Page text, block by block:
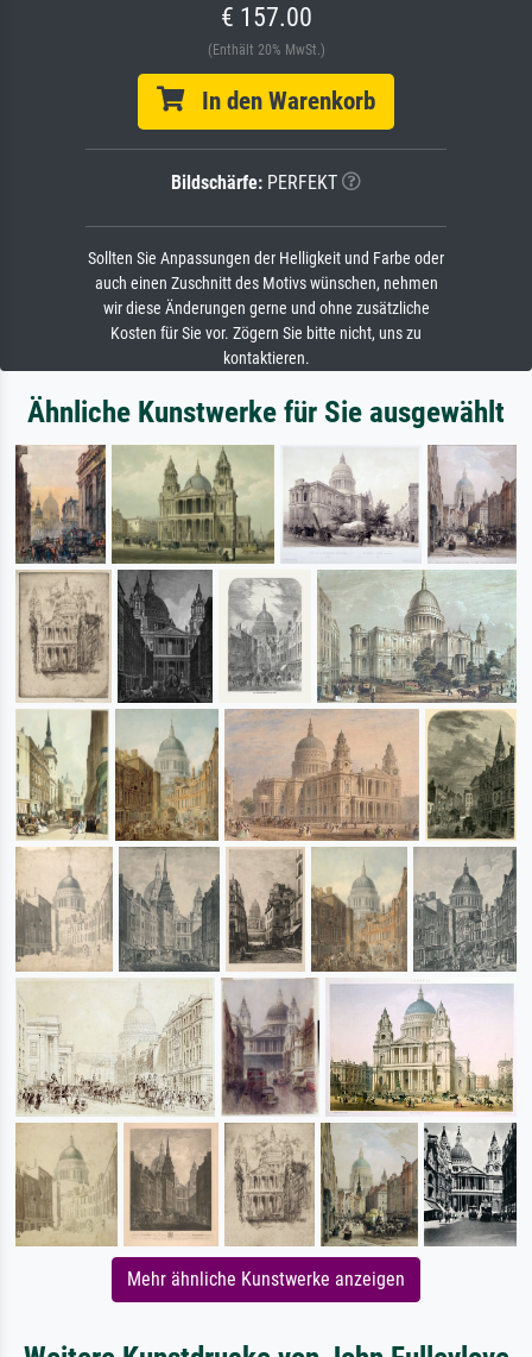
€ 157.00
(Enthält 20% MwSt.)
In den Warenkorb
Bildschärfe: PERFEKT
Sollten Sie Anpassungen der Helligkeit und Farbe oder
auch einen Zuschnitt des Motivs wünschen, nehmen
wir diese Änderungen gerne und ohne zusätzliche
Kosten für Sie vor. Zögern Sie bitte nicht, uns zu
kontaktieren.
Ähnliche Kunstwerke für Sie ausgewählt
Mehr ähnliche Kunstwerke anzeigen